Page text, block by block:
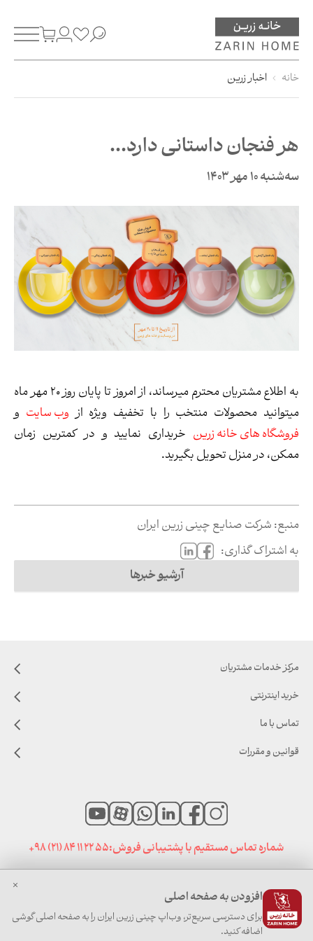
خانه اخبار زرین
هر فنجان داستانی دارد...
سه‌شنبه 10 مهر 1403
به اطلاع مشتریان محترم میرساند، از امروز تا پایان روز 20 مهر ماه
میتوانید محصولات منتخب را با تخفیف ویژه از وب سایت و
فروشگاه های خانه زرین خریداری نمایید و در کمترین زمان
ممکن، در منزل تحویل بگیرید.
منبع:شرکت صنایع چینی زرین ایران
به اشتراک گذاری:
آرشیو خبرها
مرکز خدمات مشتریان
خرید اینترنتی
تماس با ما
قوانین و مقررات
شماره تماس مستقیم با پشتیبانی فروش:+98 (21) 84 11 22 55
صفحه نخست | اخبار خانه زرین
افزودن به صفحه اصلی
برای دسترسی سریع‌تر، وب‌اپ چینی زرین ایران را به صفحه اصلی گوشی
اضافه کنید.